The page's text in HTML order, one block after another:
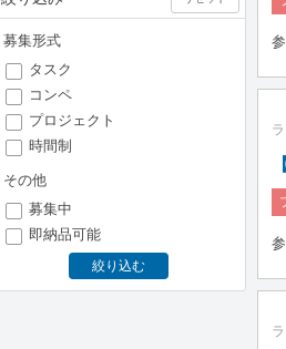
募集形式
タスク
コンペ
プロジェクト
時間制
その他
募集中
即納品可能
絞り込む